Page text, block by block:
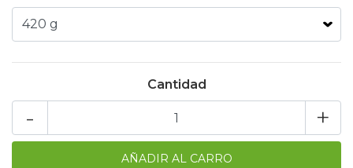
Cantidad
+
-